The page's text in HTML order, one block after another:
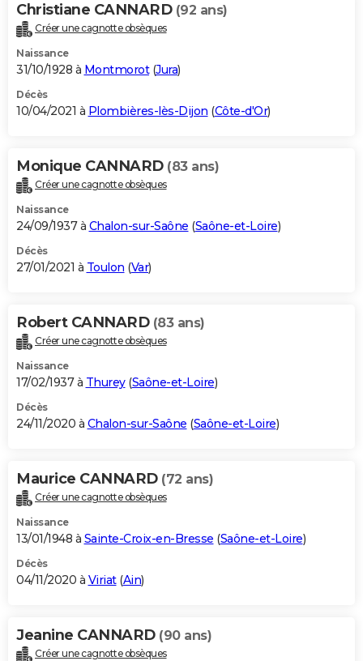
Christiane CANNARD (92 ans)
Créer une cagnotte obsèques
Naissance
31/10/1928 à Montmorot(Jura)
Décès
10/04/2021 à Plombières-lès-Dijon (Côte-d'Or)
Monique CANNARD (83 ans)
Créer une cagnotte obsèques
Naissance
24/09/1937 à Chalon-sur-Saône (Saône-et-Loire)
Décès
27/01/2021 à Toulon (Var)
Robert CANNARD (83 ans)
Créer une cagnotte obsèques
Naissance
17/02/1937 à Thurey(Saône-et-Loire)
Décès
24/11/2020 à Chalon-sur-Saône (Saône-et-Loire)
Maurice CANNARD (72 ans)
Créer une cagnotte obsèques
Naissance
13/01/1948 à Sainte-Croix-en-Bresse (Saône-et-Loire)
Décès
04/11/2020 à Viriat(Ain)
Jeanine CANNARD (90 ans)
Créer une cagnotte obsèques